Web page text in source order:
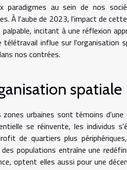
paradigmes au sein de nos
À l'aube de 2023, l'impact de
incitant à une réflexion
influe sur l'organisation
nos contrées.
spatiale
urbaines sont témoins
se réinvente, les individus
de quartiers plus
populations entraîne une
optent elles aussi pour une